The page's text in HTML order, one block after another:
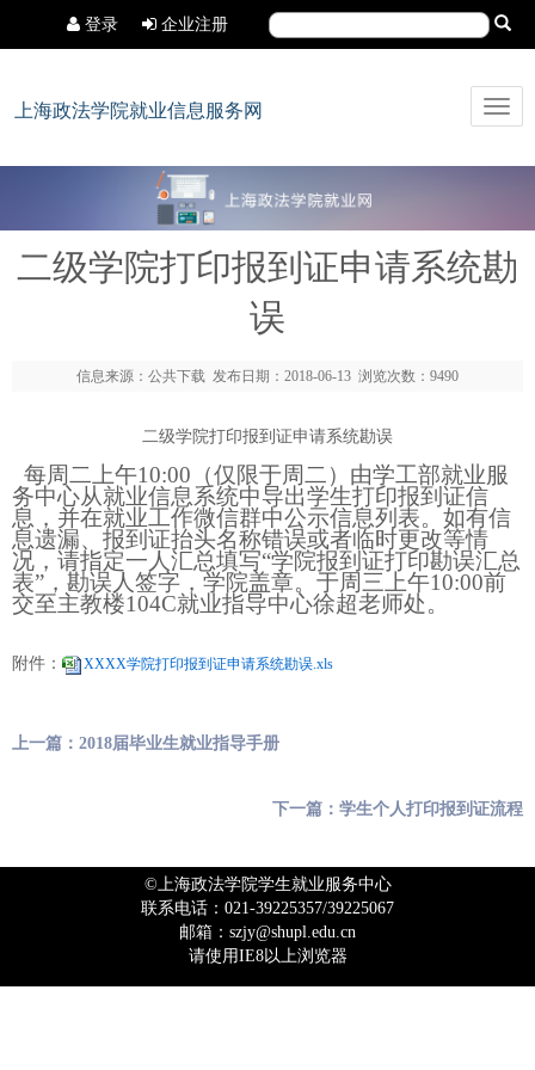
企业注册
登录
上海政法学院就业信息服务网
二级学院打印报到证申请系统勘
误
信息来源：公共下载 发布日期：2018-06-13 浏览次数：9490
二级学院打印报到证申请系统勘误
每周二上午10:00（仅限于周二）由学工部就业服
务中心从就业信息系统中导出学生打印报到证信
息，并在就业工作微信群中公示信息列表。如有信
息遗漏、报到证抬头名称错误或者临时更改等情
况，请指定一人汇总填写“学院报到证打印勘误汇总
表”，勘误人签字，学院盖章。于周三上午10:00前
交至主教楼104C就业指导中心徐超老师处。
附件： XXXX学院打印报到证申请系统勘误.xls
上一篇：2018届毕业生就业指导手册
下一篇：学生个人打印报到证流程
©上海政法学院学生就业服务中心
联系电话：021-39225357/39225067
邮箱：szjy@shupl.edu.cn
请使用IE8以上浏览器